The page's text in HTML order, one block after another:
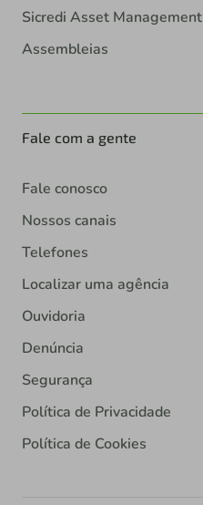
Sicredi Asset Management
Assembleias
Fale com a gente
Fale conosco
Nossos canais
Telefones
Localizar uma agência
Ouvidoria
Denúncia
Segurança
Política de Privacidade
Política de Cookies